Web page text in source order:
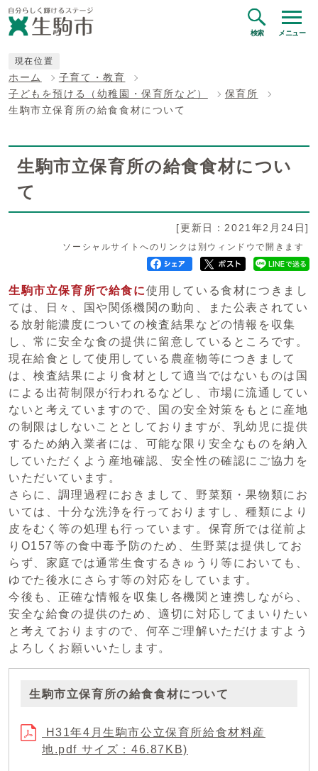
検索 メニュー
現在位置
ホーム
子育て・教育
子どもを預ける（幼稚園・保育所など）
保育所
生駒市立保育所の給食食材について
生駒市立保育所の給食食材につい
て
[更新日：2021年2月24日]
ソーシャルサイトへのリンクは別ウィンドウで開きます
生駒市立保育所で給食に使用している食材につきまし
ては、日々、国や関係機関の動向、また公表されてい
る放射能濃度についての検査結果などの情報を収集
し、常に安全な食の提供に留意しているところです。
現在給食として使用している農産物等につきまして
は、検査結果により食材として適当ではないものは国
による出荷制限が行われるなどし、市場に流通してい
ないと考えていますので、国の安全対策をもとに産地
の制限はしないこととしておりますが、乳幼児に提供
するため納入業者には、可能な限り安全なものを納入
していただくよう産地確認、安全性の確認にご協力を
いただいています。
さらに、調理過程におきまして、野菜類・果物類にお
いては、十分な洗浄を行っておりますし、種類により
皮をむく等の処理も行っています。保育所では従前よ
りO157等の食中毒予防のため、生野菜は提供してお
らず、家庭では通常生食するきゅうり等においても、
ゆでた後水にさらす等の対応をしています。
今後も、正確な情報を収集し各機関と連携しながら、
安全な給食の提供のため、適切に対応してまいりたい
と考えておりますので、何卒ご理解いただけますよう
よろしくお願いいたします。
生駒市立保育所の給食食材について
H31年4月生駒市公立保育所給食材料産
地.pdf サイズ：46.87KB)